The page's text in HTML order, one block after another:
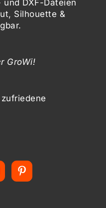
und DXF-Dateien
Silhouette &
GroWi!